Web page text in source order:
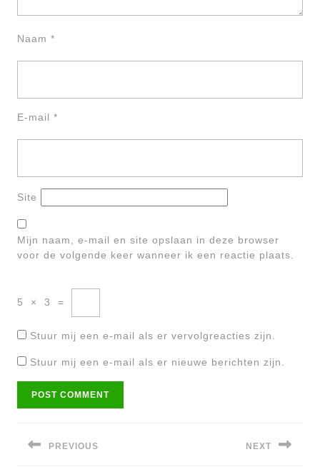
Naam *
E-mail *
Site
Mijn naam, e-mail en site opslaan in deze browser
voor de volgende keer wanneer ik een reactie plaats.
5 × 3 =
Stuur mij een e-mail als er vervolgreacties zijn.
Stuur mij een e-mail als er nieuwe berichten zijn.
navigatie
PREVIOUS NEXT